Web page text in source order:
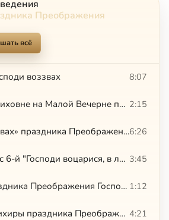
Преображения
всё
воззвах 8:07
Стихиры на стиховне на Малой Вечерне праздника Преображения Господня 2:15
«Господи воззвах» праздника Преображения — «Слава и ныне» — «Прообразуя Воскресение Твое Христе Боже»6:26
Прокимен глас 6-й "Господи воцарися, в лепоту облечеся" 3:45
Светилен праздника Преображения Господня 1:12
Хвалитные стихиры праздника Преображения Господня 4:21